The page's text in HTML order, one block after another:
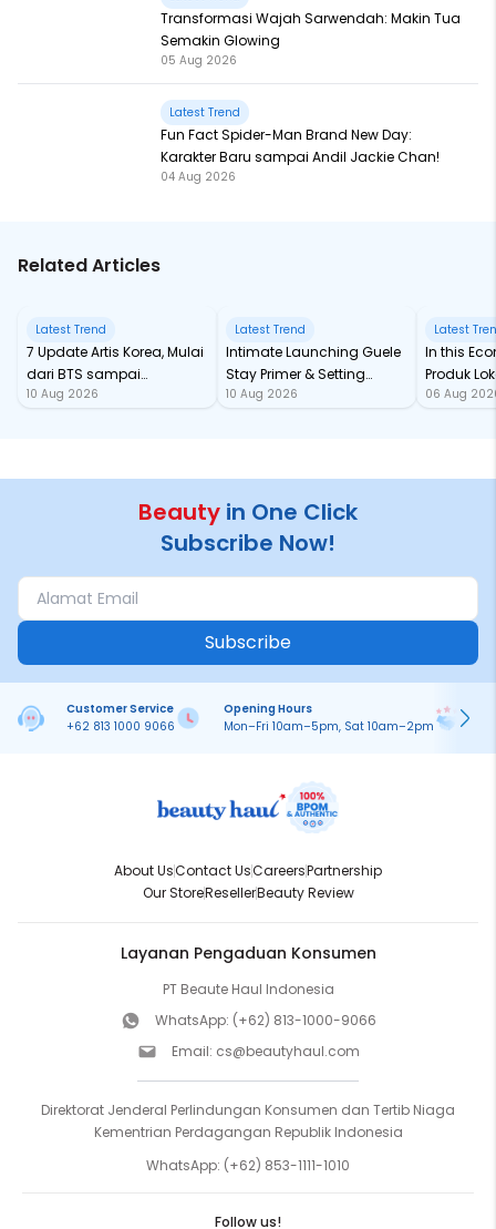
Transformasi Wajah Sarwendah: Makin Tua
Semakin Glowing
05 Aug 2026
Latest Trend
Fun Fact Spider-Man Brand New Day:
Karakter Baru sampai Andil Jackie Chan!
04 Aug 2026
Related Articles
Latest Trend
7 Update Artis Korea, Mulai
dari BTS sampai
Comeback Girlband
10 Aug 2026
Latest Trend
Intimate Launching Guele
Stay Primer & Setting
Spray di Teras by Plataran
10 Aug 2026
Latest
In this
Produk
06 Aug
Beauty in One Click
Subscribe Now!
Subscribe
Customer Service
+62 813 1000 9066
Opening Hours
Mon–Fri 10am–5pm, Sat 10am–2pm
About UsContact UsCareersPartnership
Our StoreResellerBeauty Review
Layanan Pengaduan Konsumen
PT Beaute Haul Indonesia
WhatsApp: (+62) 813-1000-9066
Email: cs@beautyhaul.com
Direktorat Jenderal Perlindungan Konsumen dan Tertib Niaga
Kementrian Perdagangan Republik Indonesia
WhatsApp: (+62) 853-1111-1010
Follow us!